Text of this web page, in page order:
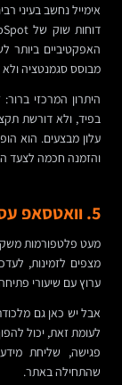
אימייל נחשב בעיני
האפקטיביים ביותר
מבוסס סגמנטציה ולא
היתרון המרכזי
בפיד, ולא דורשת
עלון מבצעים. הוא
והזמנה חכמה לצעד
5. וואטסאפ עסקי: הערוץ שהשוק הישראלי כבר בחר
מעט פלטפורמות
מצפים לזמינות,
ערוץ עם שיעורי
אבל יש כאן גם
לעומת זאת, יכול
פגישה, שליחת
שהתחילה באתר.